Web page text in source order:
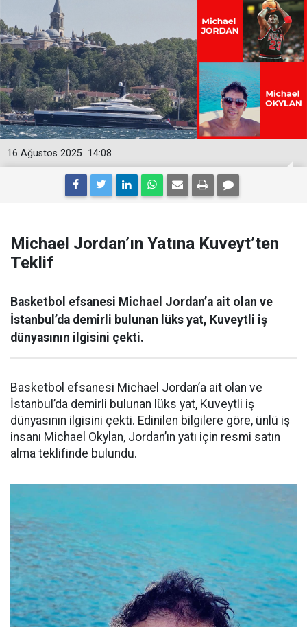
14:08
16 Ağustos 2025
Michael Jordan’ın Yatına Kuveyt’ten
Teklif
Basketbol efsanesi Michael Jordan’a ait olan ve
İstanbul’da demirli bulunan lüks yat, Kuveytli iş
dünyasının ilgisini çekti.
Basketbol efsanesi Michael Jordan’a ait olan ve
İstanbul’da demirli bulunan lüks yat, Kuveytli iş
dünyasının ilgisini çekti. Edinilen bilgilere göre, ünlü iş
insanı Michael Okylan, Jordan’ın yatı için resmi satın
alma teklifinde bulundu.